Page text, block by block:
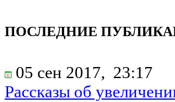
ПОСЛЕДНИЕ
05 сен 2017, 23:17
Рассказы об